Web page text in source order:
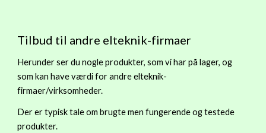
Tilbud til andre elteknik-firmaer
Herunder ser du nogle produkter, som vi har på lager, og
som kan have værdi for andre elteknik-
firmaer/virksomheder.
Der er typisk tale om brugte men fungerende og testede
produkter.